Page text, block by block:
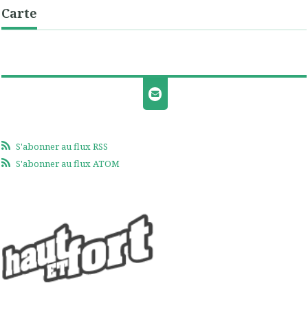
Carte
S'abonner au flux RSS
S'abonner au flux ATOM